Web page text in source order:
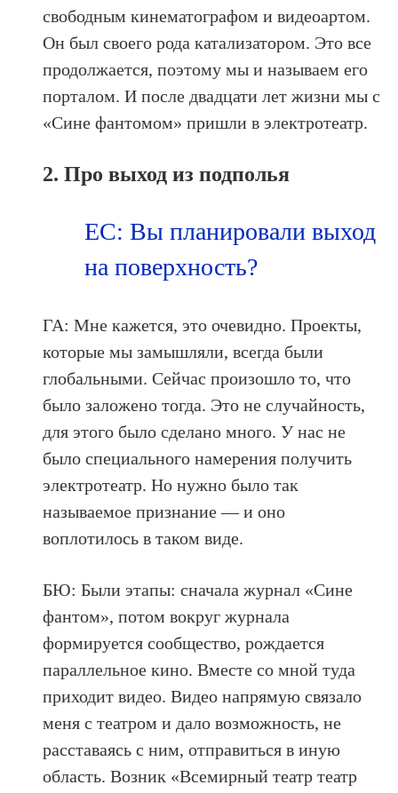
cвободным кинематографом и видеоартом.
Он был своего рода катализатором. Это все
продолжается, поэтому мы и называем его
порталом. И после двадцати лет жизни мы с
«Сине фантомом» пришли в электротеатр.
2. Про выход из подполья
ЕС: Вы планировали выход
на поверхность?
ГА: Мне кажется, это очевидно. Проекты,
которые мы замышляли, всегда были
глобальными. Сейчас произошло то, что
было заложено тогда. Это не случайность,
для этого было сделано много. У нас не
было специального намерения получить
электротеатр. Но нужно было так
называемое признание — и оно
воплотилось в таком виде.
БЮ: Были этапы: сначала журнал «Сине
фантом», потом вокруг журнала
формируется сообщество, рождается
параллельное кино. Вместе со мной туда
приходит видео. Видео напрямую связало
меня с театром и дало возможность, не
расставаясь с ним, отправиться в иную
область. Возник «Всемирный театр театр